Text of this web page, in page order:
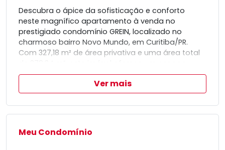
Descubra o ápice da sofisticação e conforto
neste magnífico apartamento à venda no
prestigiado condomínio GREIN, localizado no
charmoso bairro Novo Mundo, em Curitiba/PR.
Com 327,18 m² de área privativa e uma área total
generoso, ideal para proporcionar o máximo de
conforto e conveniência.
Experimente um novo padrão de vida em um dos
endereços mais cobiçados da cidade, um
verdadeiro refúgio de elegância e tranquilidade,
projetado para aqueles que buscam o melhor que
a vida pode oferecer.
Ver mais
Meu Condomínio